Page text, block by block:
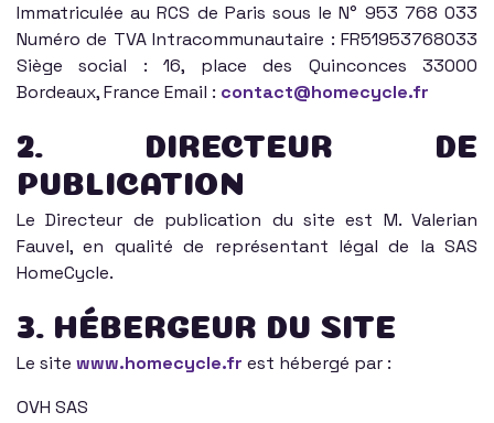
Immatriculée au RCS de Paris sous le N° 953 768 033
Numéro de TVA Intracommunautaire : FR51953768033
Siège social : 16, place des Quinconces 33000
Bordeaux, France Email : contact@homecycle.fr
2. DIRECTEUR DE
PUBLICATION
Le Directeur de publication du site est M. Valerian
Fauvel, en qualité de représentant légal de la SAS
HomeCycle.
3. HÉBERGEUR DU SITE
Le site www.homecycle.fr est hébergé par :
OVH SAS